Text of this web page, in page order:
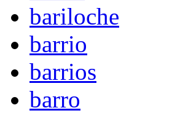
bariloche
barrio
barrios
barro